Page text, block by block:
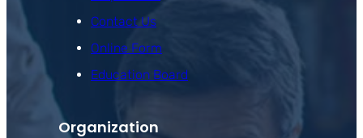
Contact Us
Online Form
Education Board
Organization